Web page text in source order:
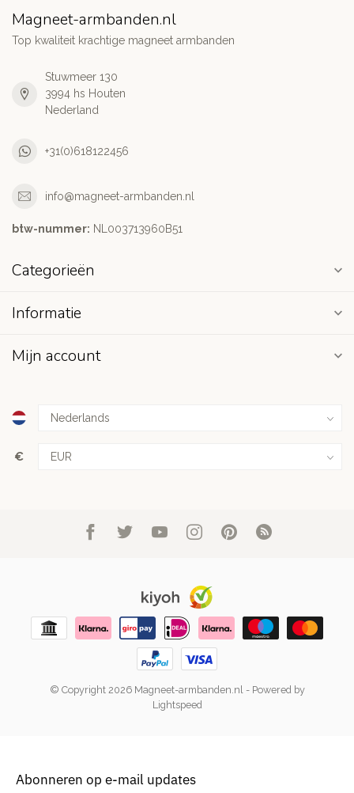
Magneet-armbanden.nl
Top kwaliteit krachtige magneet armbanden
Stuwmeer 130
3994 hs Houten
Nederland
+31(0)618122456
info@magneet-armbanden.nl
btw-nummer: NL003713960B51
Categorieën
Informatie
Mijn account
€
© Copyright 2026 Magneet-armbanden.nl- Powered by
Lightspeed
Abonneren op e-mail updates